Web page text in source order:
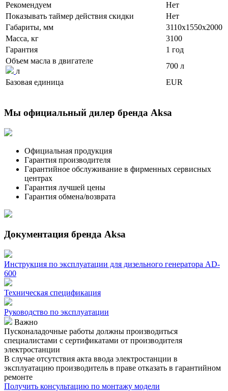
Рекомендуем
Нет
Показывать таймер действия скидки
Нет
Габариты, мм
3110x1550x2000
Масса, кг
3100
Гарантия
1 год
Объем масла в двигателе
л
700 л
Базовая единица
EUR
Мы официальный дилер бренда Aksa
Официальная продукция
Гарантия производителя
Гарантийное обслуживание в фирменных сервисных
центрах
Гарантия лучшей цены
Гарантия обмена/возврата
Документация бренда Aksa
Инструкция по эксплуатации для дизельного генератора AD-
600
Техническая спецификация
Руководство по эксплуатации
Важно
Пусконаладочные работы должны производиться
специалистами с сертификатами от производителя
электростанции
В случае отсутствия акта ввода электростанции в
эксплуатацию производитель в праве отказать в гарантийном
ремонте
Получить консультацию по монтажу модели